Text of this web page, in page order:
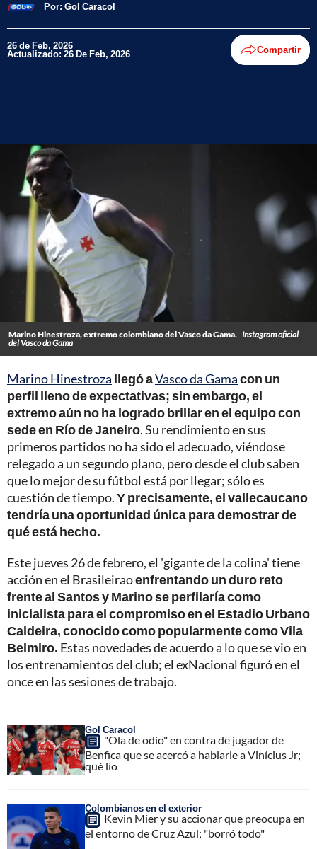
Por: Gol Caracol
26 de Feb, 2026
Actualizado: 26 De Feb, 2026 Compartir
Marino Hinestroza, extremo colombiano del Vasco da Gama. Instagram oficial
del Vasco da Gama
Marino Hinestroza llegó aVasco da Gamacon un
perfil lleno de expectativas; sin embargo, el
extremo aún no ha logrado brillar en el equipo con
sede en Río de Janeiro. Su rendimiento en sus
primeros partidos no ha sido el adecuado, viéndose
relegado a un segundo plano, pero desde el club saben
que lo mejor de su fútbol está por llegar; sólo es
cuestión de tiempo.Y precisamente, el vallecaucano
tendría una oportunidad única para demostrar de
qué está hecho.
Este jueves 26 de febrero, el 'gigante de la colina' tiene
acción en el Brasileiraoenfrentando un duro reto
frente al Santos y Marino se perfilaría como
inicialista para el compromiso en el Estadio Urbano
Caldeira, conocido como popularmente como Vila
Belmiro. Estas novedades de acuerdo a lo que se vio en
los entrenamientos del club; el exNacional figuró en el
once en las sesiones de trabajo.
Gol Caracol
"Ola de odio" en contra de jugador de
Benfica que se acercó a hablarle a Vinícius Jr;
qué lío
Colombianos en el exterior
Kevin Mier y su accionar que preocupa en
el entorno de Cruz Azul; "borró todo"